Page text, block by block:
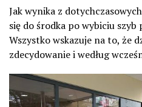
Jak wynika z
się do środka po wybiciu szyb
Wszystko wskazuje na to, że
zdecydowanie i według